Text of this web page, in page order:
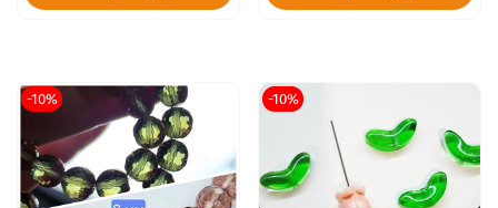
-10% -10%